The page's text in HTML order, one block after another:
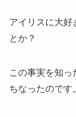
アイリスに大好
とか？
この事実を知
ちなったのです。